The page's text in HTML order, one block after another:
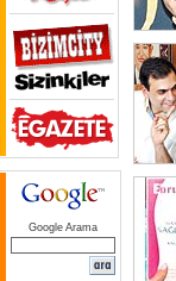
Google Arama